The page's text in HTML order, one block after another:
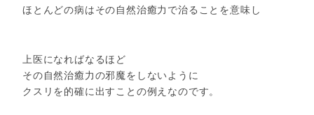
ほとんどの病はその自然治癒力で治ることを意味し
上医になればなるほど
その自然治癒力の邪魔をしないように
クスリを的確に出すことの例えなのです。